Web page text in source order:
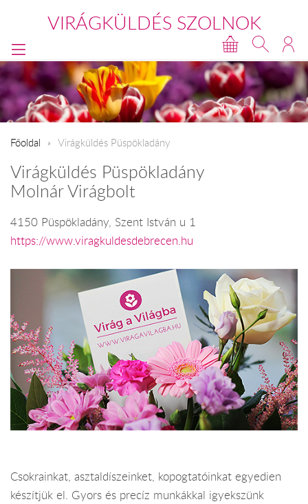
VIRÁGKÜLDÉS SZOLNOK
Főoldal Virágküldés Püspökladány
Virágküldés Püspökladány
Molnár Virágbolt
4150 Püspökladány, Szent István u 1
https://www.viragkuldesdebrecen.hu
Csokrainkat, asztaldíszeinket, kopogtatóinkat egyedien
készítjük el. Gyors és precíz munkákkal igyekszünk